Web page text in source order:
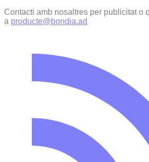
Contacti amb nosaltres per publicitat o
a producte@bondia.ad